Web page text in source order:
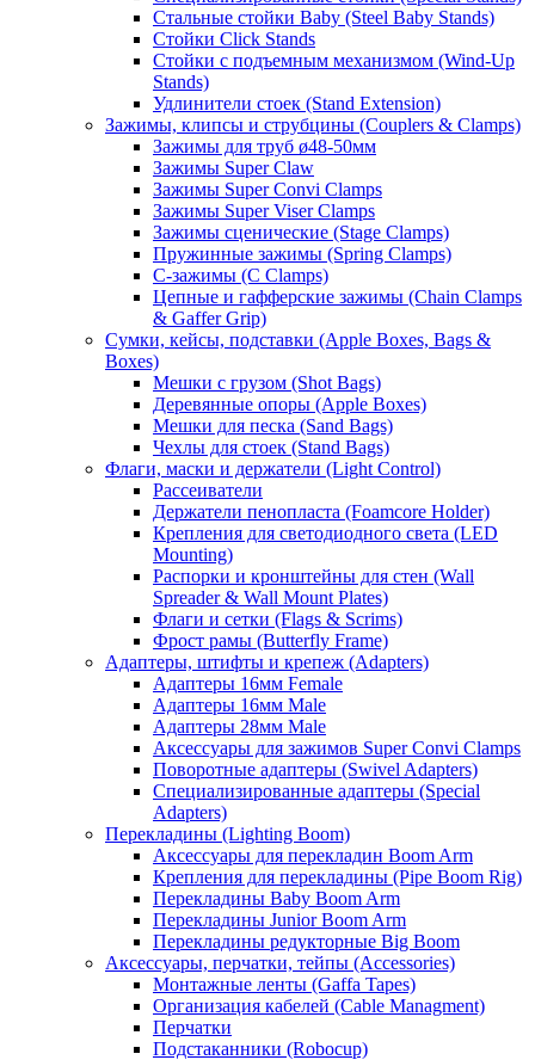
Стальные стойки Baby (Steel Baby Stands)
Стойки Click Stands
Стойки с подъемным механизмом (Wind-Up
Stands)
Удлинители стоек (Stand Extension)
Зажимы, клипсы и струбцины (Couplers & Clamps)
Зажимы для труб ø48-50мм
Зажимы Super Claw
Зажимы Super Convi Clamps
Зажимы Super Viser Clamps
Зажимы сценические (Stage Clamps)
Пружинные зажимы (Spring Clamps)
С-зажимы (C Clamps)
Цепные и гафферские зажимы (Chain Clamps
& Gaffer Grip)
Сумки, кейсы, подставки (Apple Boxes, Bags &
Boxes)
Мешки с грузом (Shot Bags)
Деревянные опоры (Apple Boxes)
Мешки для песка (Sand Bags)
Чехлы для стоек (Stand Bags)
Флаги, маски и держатели (Light Control)
Рассеиватели
Держатели пенопласта (Foamcore Holder)
Крепления для светодиодного света (LED
Mounting)
Распорки и кронштейны для стен (Wall
Spreader & Wall Mount Plates)
Флаги и сетки (Flags & Scrims)
Фрост рамы (Butterfly Frame)
Адаптеры, штифты и крепеж (Adapters)
Адаптеры 16мм Female
Адаптеры 16мм Male
Адаптеры 28мм Male
Аксессуары для зажимов Super Convi Clamps
Поворотные адаптеры (Swivel Adapters)
Специализированные адаптеры (Special
Adapters)
Перекладины (Lighting Boom)
Аксессуары для перекладин Boom Arm
Крепления для перекладины (Pipe Boom Rig)
Перекладины Baby Boom Arm
Перекладины Junior Boom Arm
Перекладины редукторные Big Boom
Аксессуары, перчатки, тейпы (Accessories)
Монтажные ленты (Gaffa Tapes)
Организация кабелей (Cable Managment)
Перчатки
Подстаканники (Robocup)